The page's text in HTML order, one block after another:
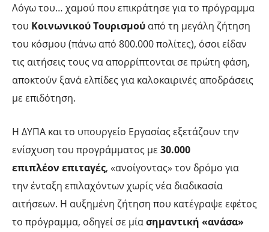
Λόγω του… χαμού που επικράτησε για το πρόγραμμα
του Κοινωνικού Τουρισμού από τη μεγάλη ζήτηση
του κόσμου (πάνω από 800.000 πολίτες), όσοι είδαν
τις αιτήσεις τους να απορρίπτονται σε πρώτη φάση,
αποκτούν ξανά ελπίδες για καλοκαιρινές αποδράσεις
με επιδότηση.
Η ΔΥΠΑ και το υπουργείο Εργασίας εξετάζουν την
ενίσχυση του προγράμματος με 30.000
επιπλέον επιταγές, «ανοίγοντας» τον δρόμο για
την ένταξη επιλαχόντων χωρίς νέα διαδικασία
αιτήσεων. Η αυξημένη ζήτηση που κατέγραψε εφέτος
το πρόγραμμα, οδηγεί σε μίασημαντική «ανάσα»